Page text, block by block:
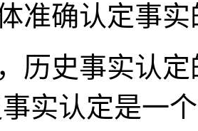
准确认定事
史事实认定
实认定是一